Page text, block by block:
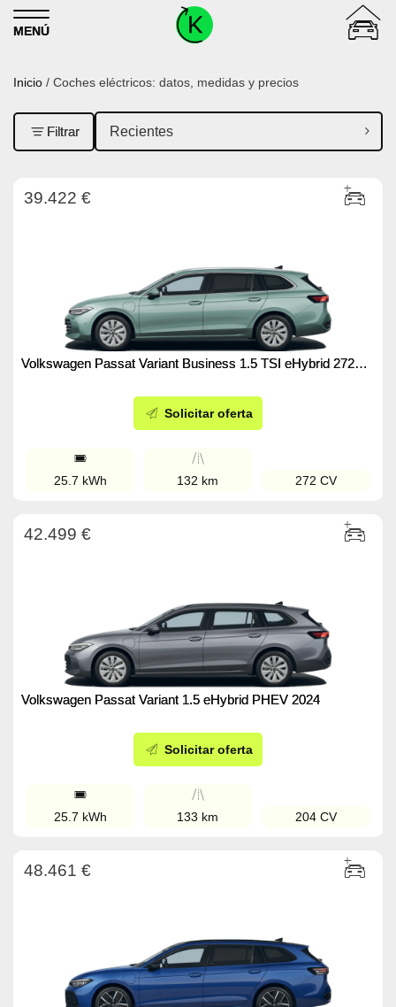
Skip to content
MENÚ
Inicio / Coches eléctricos: datos, medidas y precios
Filtrar
39.422 €
Volkswagen Passat Variant Business 1.5 TSI eHybrid 272
Solicitar oferta
25.7 kWh 132 km 272 CV
42.499 €
Volkswagen Passat Variant 1.5 eHybrid PHEV 2024
Solicitar oferta
25.7 kWh 133 km 204 CV
48.461 €